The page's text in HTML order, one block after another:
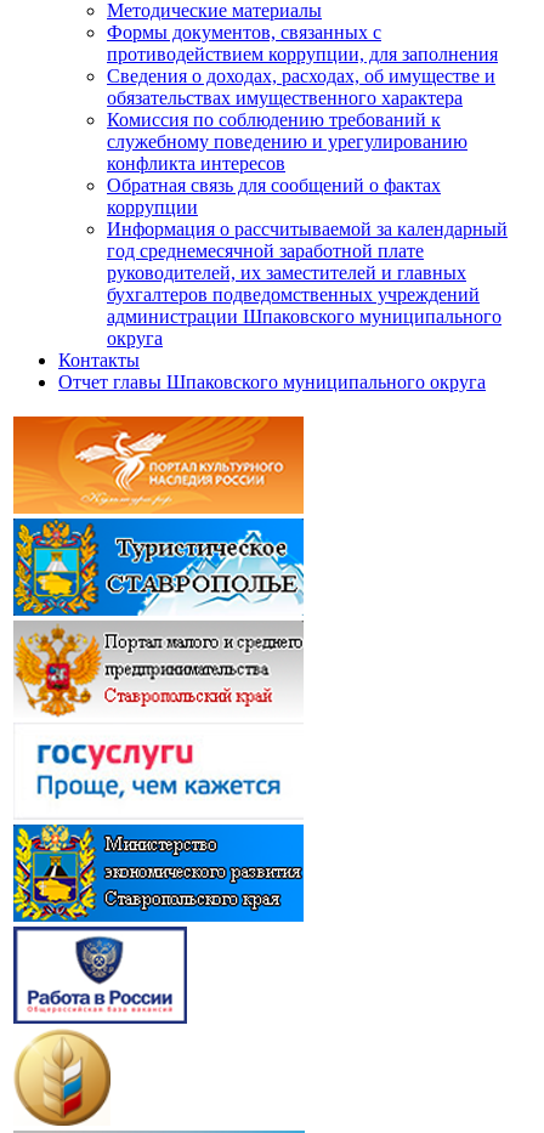
Методические материалы
Формы документов, связанных с
противодействием коррупции, для заполнения
Сведения о доходах, расходах, об имуществе и
обязательствах имущественного характера
Комиссия по соблюдению требований к
служебному поведению и урегулированию
конфликта интересов
Обратная связь для сообщений о фактах
коррупции
Информация о рассчитываемой за календарный
год среднемесячной заработной плате
руководителей, их заместителей и главных
бухгалтеров подведомственных учреждений
администрации Шпаковского муниципального
округа
Контакты
Отчет главы Шпаковского муниципального округа